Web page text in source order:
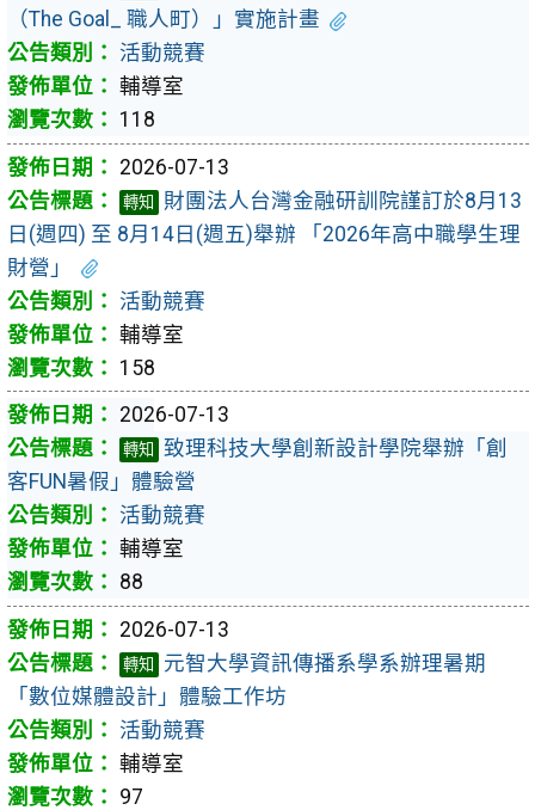
（The Goal_ 職人町）」實施計畫
活動競賽
輔導室
118
2026-07-13
轉知
財團法人台灣金融研訓院謹訂於8月13
日(週四) 至 8月14日(週五)舉辦 「2026年高中職學生理
財營」
活動競賽
輔導室
158
2026-07-13
轉知
致理科技大學創新設計學院舉辦「創
客FUN暑假」體驗營
活動競賽
輔導室
88
2026-07-13
轉知
元智大學資訊傳播系學系辦理暑期
「數位媒體設計」體驗工作坊
活動競賽
輔導室
97